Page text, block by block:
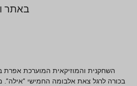
באתר
השחקנית והמוזיקאית המוערכת אפרת
בכורה לרגל צאת אלבומה החמישי "אילה".